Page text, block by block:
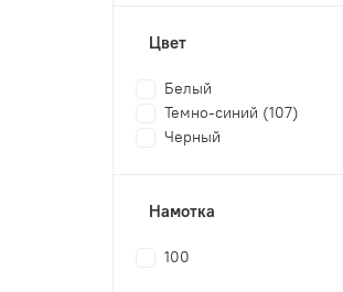
Цвет
Белый
Темно-синий (107)
Черный
Намотка
100